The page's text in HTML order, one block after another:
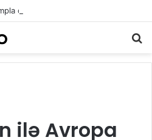
danışdı
ilə Avropa